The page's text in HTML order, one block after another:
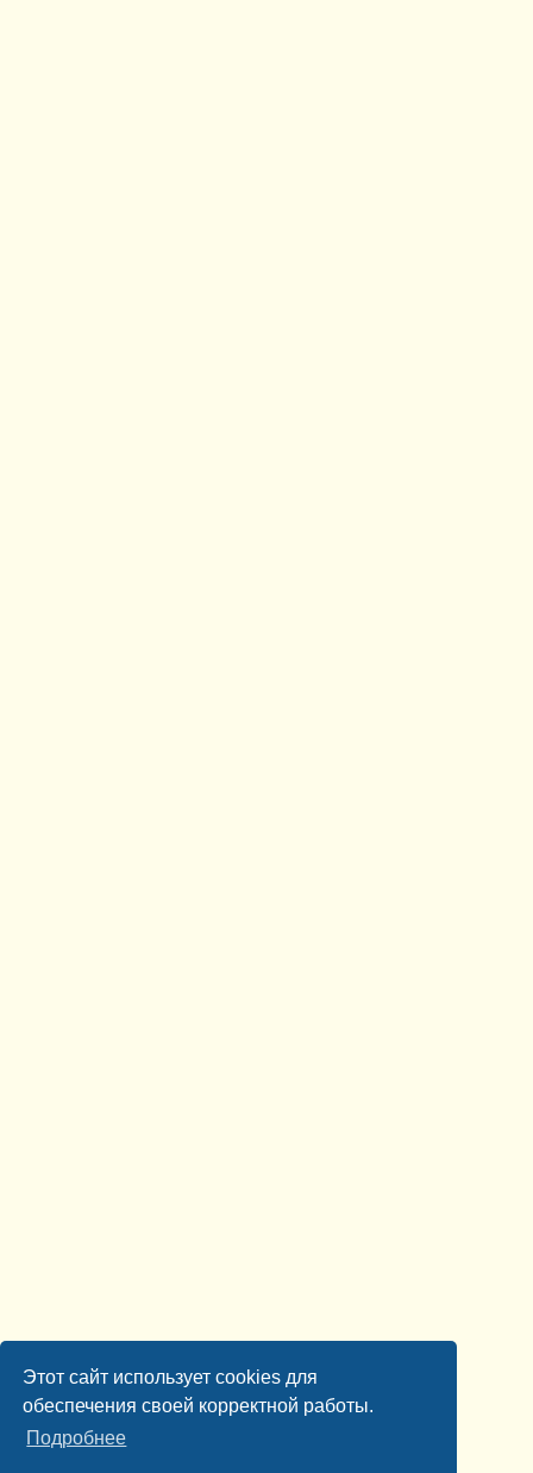
Этот сайт использует cookies для
обеспечения своей корректной работы.
Подробнее